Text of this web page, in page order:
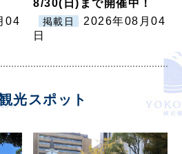
04
8/30(日)まで開催中！
掲載日
2026年08月04
日
光スポット